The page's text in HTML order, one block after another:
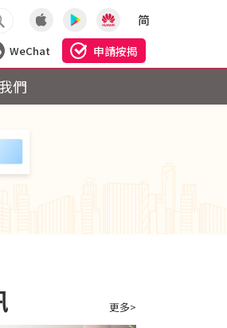
简
WeChat 申請按揭
們
更多>